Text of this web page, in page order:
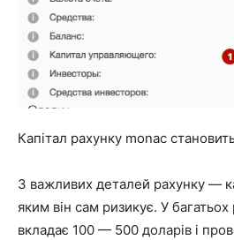
Капітал рахунку monac
З важливих деталей рахунку —
яким він сам ризикує. У
вкладає 100 — 500 доларів і